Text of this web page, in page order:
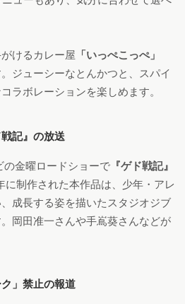
けるカレー屋 「いっぺこっぺ」
ジューシーなとんかつと、スパイ
ラボレーションを楽しめます。
記』の放送
金曜ロードショーで 『ゲド戦記』
制作された本作品は、少年・アレ
成長する姿を描いたスタジオジブ
岡田准一さんや手嶌葵さんなどが
」禁止の報道